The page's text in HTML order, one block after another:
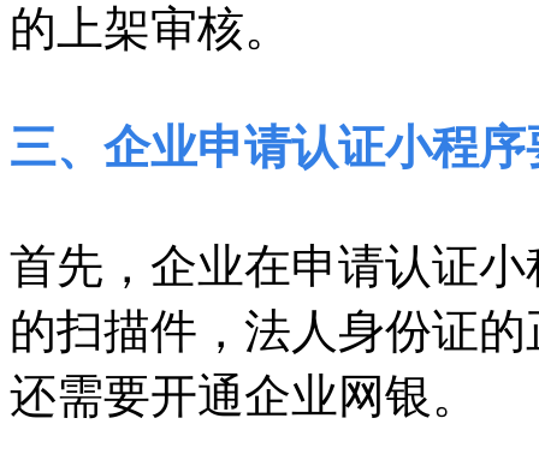
的上架审核。
三、企业申请认证小程
首先，企业在申请认证
的扫描件，法人身份证
还需要开通企业网银。